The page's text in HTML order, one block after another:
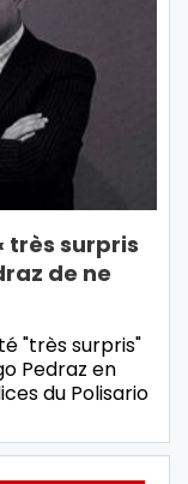
très surpris
de ne
"très surpris"
Pedraz en
du Polisario